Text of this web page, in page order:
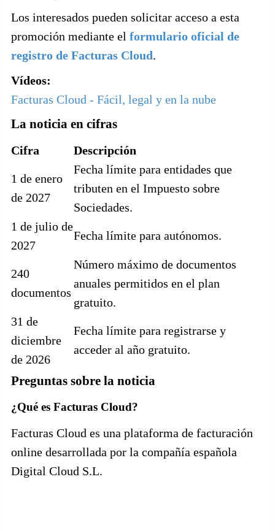
Los interesados pueden solicitar acceso a esta
promoción mediante el formulario oficial de
registro de Facturas Cloud.
Vídeos:
Facturas Cloud - Fácil, legal y en la nube
La noticia en cifras
Cifra Descripción
1 de enero
de 2027
Fecha límite para entidades que
tributen en el Impuesto sobre
Sociedades.
1 de julio de
2027
Fecha límite para autónomos.
240
documentos
Número máximo de documentos
anuales permitidos en el plan
gratuito.
31 de
diciembre
de 2026
Fecha límite para registrarse y
acceder al año gratuito.
Preguntas sobre la noticia
¿Qué es Facturas Cloud?
Facturas Cloud es una plataforma de facturación
online desarrollada por la compañía española
Digital Cloud S.L.